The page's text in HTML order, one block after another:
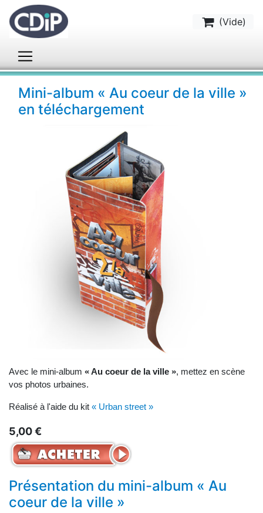
(Vide)
Mini-album « Au coeur de la ville »
en téléchargement
Avec le mini-album « Au coeur de la ville », mettez en scène
vos photos urbaines.
Réalisé à l'aide du kit « Urban street »
5,00 €
Présentation du mini-album « Au
coeur de la ville »